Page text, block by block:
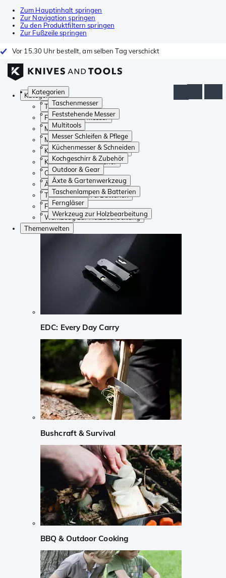
Zum Hauptinhalt springen
Zur Navigation springen
Zu den Produktfiltern springen
Zur Fußzeile springen
Vor 15.30 Uhr bestellt, am selben Tag verschickt
Kategorien
Taschenmesser
Feststehende Messer
Multitools
Messer Schleifen & Pflege
Küchenmesser & Schneiden
Kochgeschirr & Zubehör
Outdoor & Gear
Äxte & Gartenwerkzeug
Taschenlampen & Batterien
Ferngläser
Werkzeug zur Holzbearbeitung
Kategorien
Taschenmesser
Feststehende Messer
Multitools
Messer Schleifen & Pflege
Küchenmesser & Schneiden
Kochgeschirr & Zubehör
Outdoor & Gear
Äxte & Gartenwerkzeug
Taschenlampen & Batterien
Ferngläser
Werkzeug zur Holzbearbeitung
Themenwelten
EDC: Every Day Carry
Bushcraft & Survival
BBQ & Outdoor Cooking